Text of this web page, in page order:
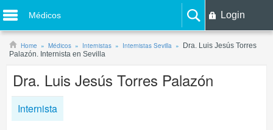
Médicos Login
Home Médicos Internistas Internistas Sevilla
Dra. Luis Jesús Torres
Palazón. Internista en Sevilla
Dra. Luis Jesús Torres Palazón
Internista